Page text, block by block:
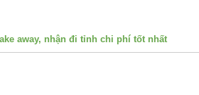
away, nhận đi tỉnh chi phí tốt nhất